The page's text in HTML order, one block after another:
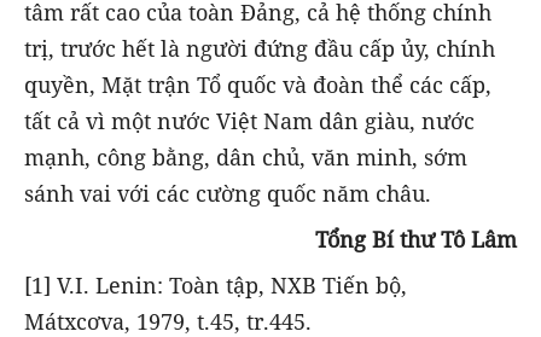
tâm rất cao của toàn Đảng, cả hệ thống chính
trị, trước hết là người đứng đầu cấp ủy, chính
quyền, Mặt trận Tổ quốc và đoàn thể các cấp,
tất cả vì một nước Việt Nam dân giàu, nước
mạnh, công bằng, dân chủ, văn minh, sớm
sánh vai với các cường quốc năm châu.
Tổng Bí thư Tô Lâm
[1] V.I. Lenin: Toàn tập, NXB Tiến bộ,
Mátxcơva, 1979, t.45, tr.445.